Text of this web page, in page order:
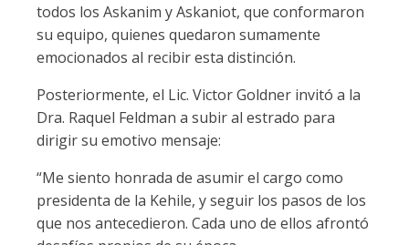
todos los Askanim y Askaniot, que conformaron
su equipo, quienes quedaron sumamente
emocionados al recibir esta distinción.
Posteriormente, el Lic. Victor Goldner invitó a la
Dra. Raquel Feldman a subir al estrado para
dirigir su emotivo mensaje:
“Me siento honrada de asumir el cargo como
presidenta de la Kehile, y seguir los pasos de los
que nos antecedieron. Cada uno de ellos afrontó